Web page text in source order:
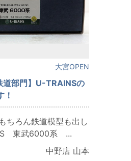
大宮OPEN
部門】U-TRAINSの
！
ちろん鉄道模型も出し
東武6000系 ...
中野店 山本